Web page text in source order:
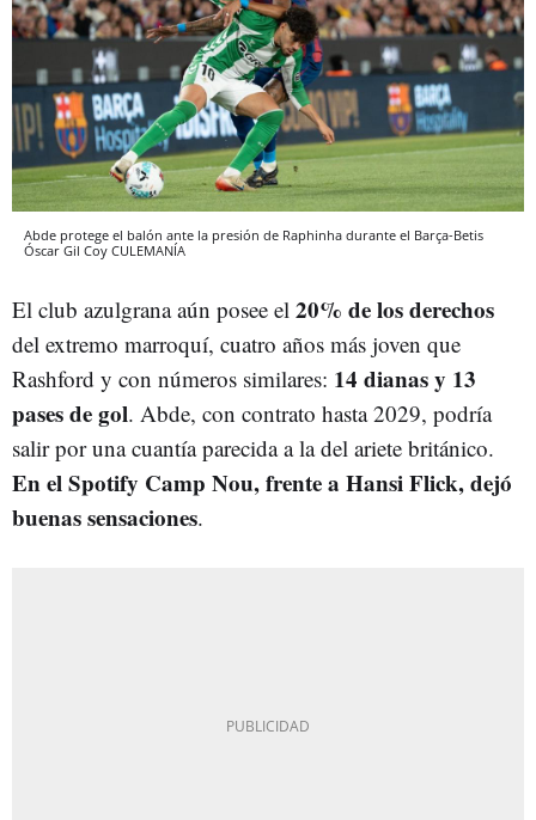
Abde protege el balón ante la presión de Raphinha durante el Barça-Betis
Óscar Gil Coy CULEMANÍA
El club azulgrana aún posee el 20% de los derechos
del extremo marroquí, cuatro años más joven que
Rashford y con números similares: 14 dianas y 13
pases de gol. Abde, con contrato hasta 2029, podría
salir por una cuantía parecida a la del ariete británico.
En el Spotify Camp Nou, frente a Hansi Flick, dejó
buenas sensaciones.